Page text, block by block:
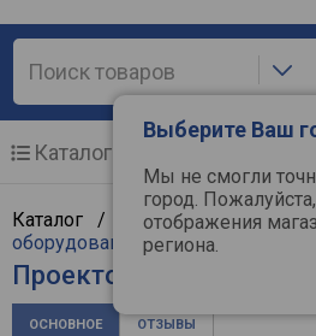
Выберите Ваш
Мы не смогли
город. Пожалуйста,
отображения
региона.
Каталог
Каталог / ТВ и видеотехника
оборудование /Проекторы
Проектор Acer S1286H
ОСНОВНОЕ ОТЗЫВЫ